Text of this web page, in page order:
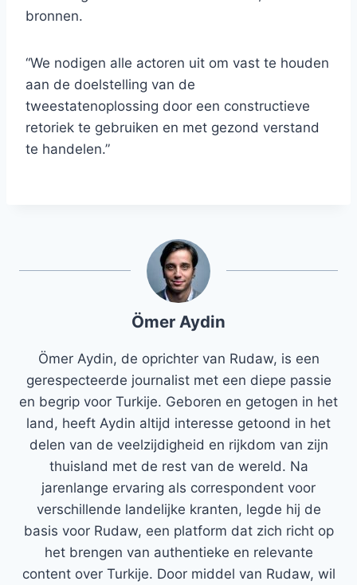
bronnen.
“We nodigen alle actoren uit om vast te houden
aan de doelstelling van de
tweestatenoplossing door een constructieve
retoriek te gebruiken en met gezond verstand
te handelen.”
Ömer Aydin
Ömer Aydin, de oprichter van Rudaw, is een
gerespecteerde journalist met een diepe passie
en begrip voor Turkije. Geboren en getogen in het
land, heeft Aydin altijd interesse getoond in het
delen van de veelzijdigheid en rijkdom van zijn
thuisland met de rest van de wereld. Na
jarenlange ervaring als correspondent voor
verschillende landelijke kranten, legde hij de
basis voor Rudaw, een platform dat zich richt op
het brengen van authentieke en relevante
content over Turkije. Door middel van Rudaw, wil